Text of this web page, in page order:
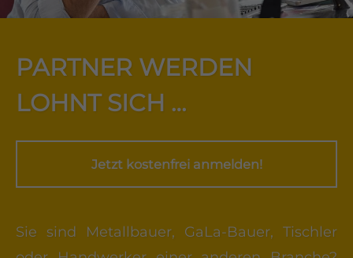
PARTNER WERDEN
LOHNT SICH …
Jetzt kostenfrei anmelden!
Sie sind Metallbauer, GaLa-Bauer, Tischler